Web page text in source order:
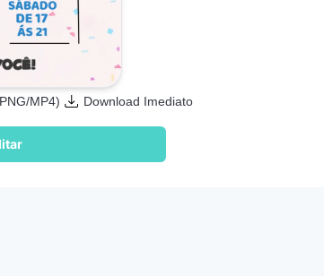
MP4) Download Imediato